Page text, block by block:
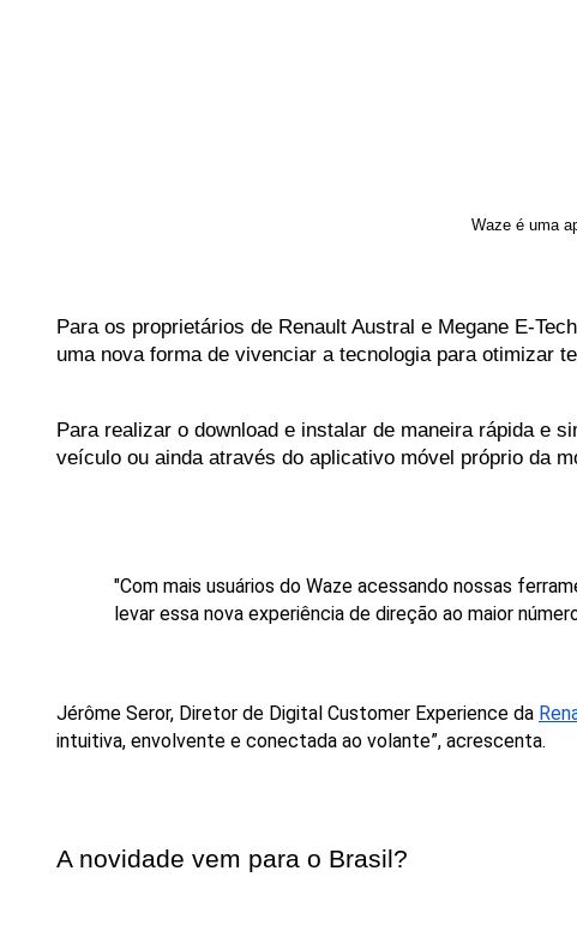
Waze é uma
Para os proprietários de Renault Austral e Megane E-
uma nova forma de vivenciar a tecnologia para otimizar
Para realizar o download e instalar de maneira rápida e
veículo ou ainda através do aplicativo móvel próprio da
"Com mais usuários do Waze acessando nossas
levar essa nova experiência de direção ao maior
Jérôme Seror, Diretor de Digital Customer Experience da
intuitiva, envolvente e conectada ao volante”, acrescenta.
A novidade vem para o Brasil?